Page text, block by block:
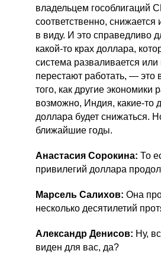
владельцем гособлигаций
соответственно,
в виду. И это справедливо
какой-то крах доллара,
система разваливается
перестают работать, — это
того, как другие
возможно, Индия, какие-то
доллара будет снижаться.
ближайшие годы.
Анастасия Сорокина: То
привилегий доллара
Марсель Салихов: Она
несколько десятилетий
Александр Денисов: Ну,
виден для вас, да?